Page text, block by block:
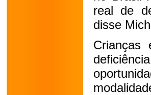
real de
disse
Crianças